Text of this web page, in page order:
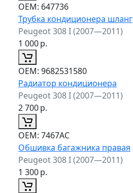
ОЕМ: 647736
Трубка кондиционера шланг
Peugeot 308 I (2007—2011)
1 000р.
ОЕМ: 9682531580
Радиатор кондиционера
Peugeot 308 I (2007—2011)
2 700р.
ОЕМ: 7467AC
Обшивка багажника правая
Peugeot 308 I (2007—2011)
1 300р.